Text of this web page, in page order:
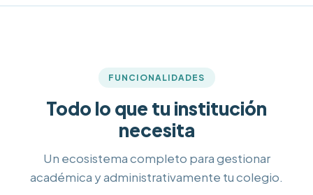
FUNCIONALIDADES
Todo lo que tu institución
necesita
Un ecosistema completo para gestionar
académica y administrativamente tu colegio.